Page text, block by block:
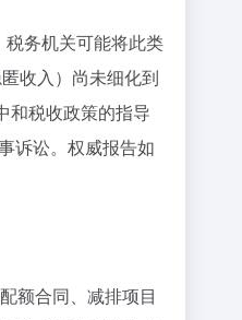
务机关可能将此类
收入）尚未细化到
和税收政策的指导
诉讼。权威报告如
额合同、减排项目